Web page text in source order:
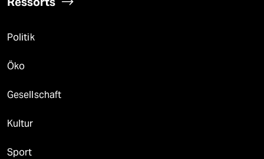
Politik
Öko
Gesellschaft
Kultur
Sport